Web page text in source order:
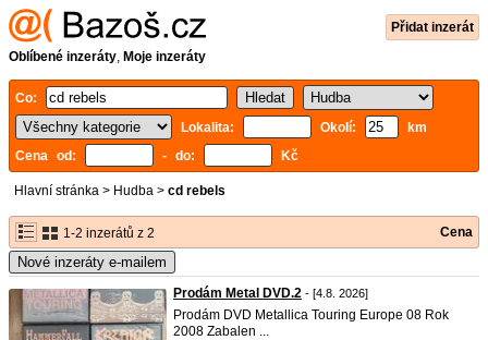
Přidat inzerát
Oblíbené inzeráty, Moje inzeráty
Co:
Lokalita:
Okolí:
km
Cena od:
- do: Kč
Hlavní stránka > Hudba > cd rebels
1-2 inzerátů z 2 Cena
Nové inzeráty e-mailem
Prodám Metal DVD.2 - [4.8. 2026]
Prodám DVD Metallica Touring Europe 08 Rok
2008 Zabalen ...